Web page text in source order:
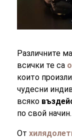
Различните
всички те са
които
чудесни
всяко
по свой начин.
От